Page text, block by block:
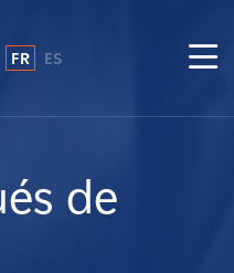
FR ES
de